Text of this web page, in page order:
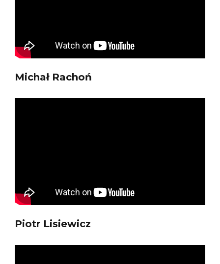
Michał Rachoń
Piotr Lisiewicz